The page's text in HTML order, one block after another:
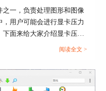
在尝试连接的IP地
他的电脑远程监控
IP地址；“已中断连
的IP地址。
标会从蓝色变为红
之一，负责处理图形和图像
用户可能会进行显卡压力
面来给大家介绍显卡压力
98还能用多久的内容。...
阅读全文 >